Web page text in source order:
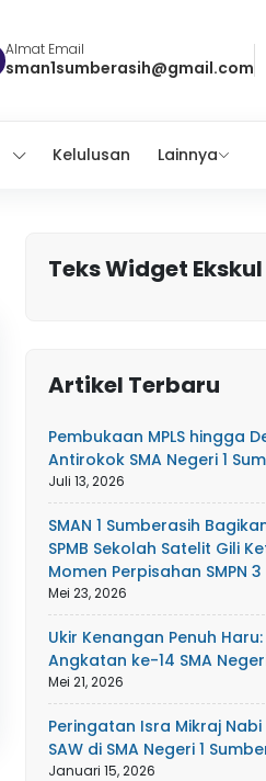
Almat Email
sman1sumberasih@gmail.com
Kelulusan Lainnya
Teks Widget Ekskul
Artikel Terbaru
Pembukaan MPLS hingga
Antirokok SMA Negeri 1
Juli 13, 2026
SMAN 1 Sumberasih
SPMB Sekolah Satelit Gili
Momen Perpisahan SMPN
Mei 23, 2026
Ukir Kenangan Penuh
Angkatan ke-14 SMA
Mei 21, 2026
Peringatan Isra Mikraj
SAW di SMA Negeri 1
Januari 15, 2026